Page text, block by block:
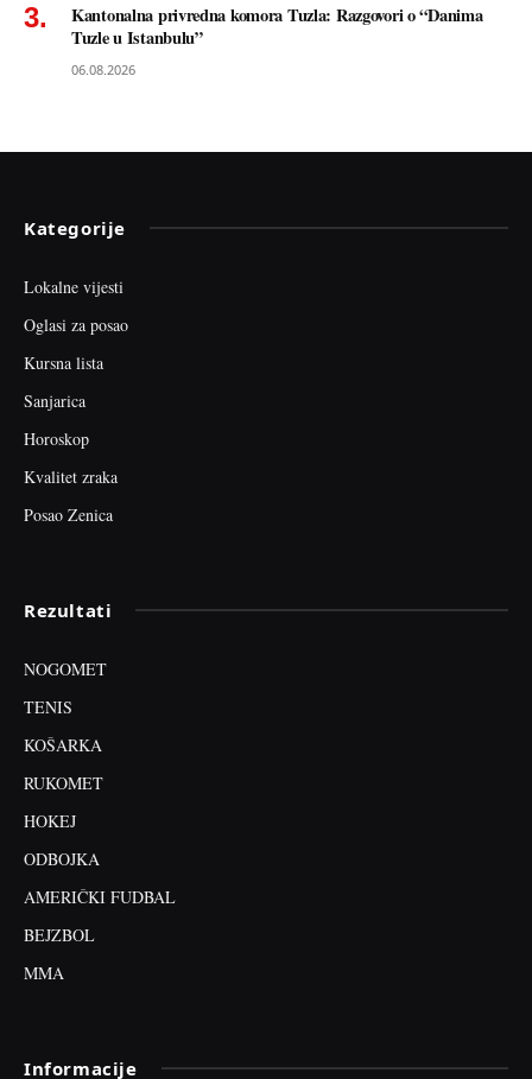
Kantonalna privredna komora Tuzla: Razgovori o “Danima
Tuzle u Istanbulu”
06.08.2026
Kategorije
Lokalne vijesti
Oglasi za posao
Kursna lista
Sanjarica
Horoskop
Kvalitet zraka
Posao Zenica
Rezultati
NOGOMET
TENIS
KOŠARKA
RUKOMET
HOKEJ
ODBOJKA
AMERIČKI FUDBAL
BEJZBOL
MMA
Informacije